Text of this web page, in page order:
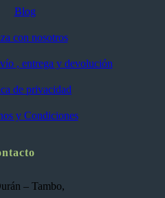
Blog
con nosotros
, entrega y devolución
de privacidad
y Condiciones
– Tambo,